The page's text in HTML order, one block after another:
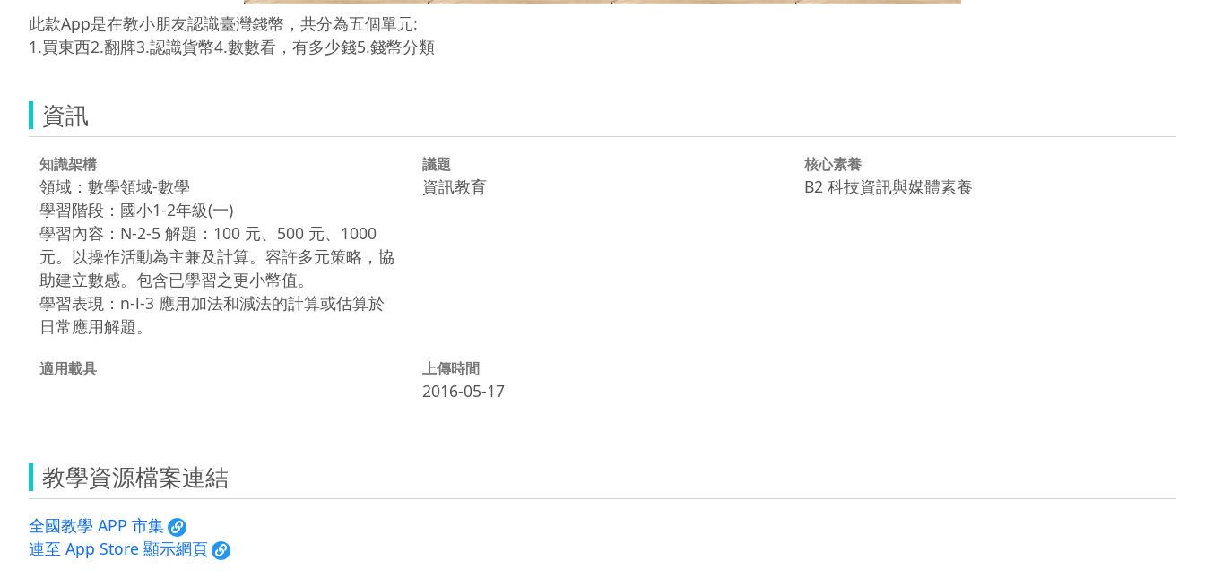
此款App是在教小朋友認識臺灣錢幣，共分為五個單元:
1.買東西2.翻牌3.認識貨幣4.數數看，有多少錢5.錢幣分類
資訊
知識架構
領域：數學領域-數學
學習階段：國小1-2年級(一)
學習內容：N-2-5 解題：100 元、500 元、1000
元。以操作活動為主兼及計算。容許多元策略，協
助建立數感。包含已學習之更小幣值。
學習表現：n-Ⅰ-3 應用加法和減法的計算或估算於
日常應用解題。
議題
資訊教育
核心素養
B2 科技資訊與媒體素養
適用載具 上傳時間
2016-05-17
教學資源檔案連結
全國教學 APP 市集
連至 App Store 顯示網頁